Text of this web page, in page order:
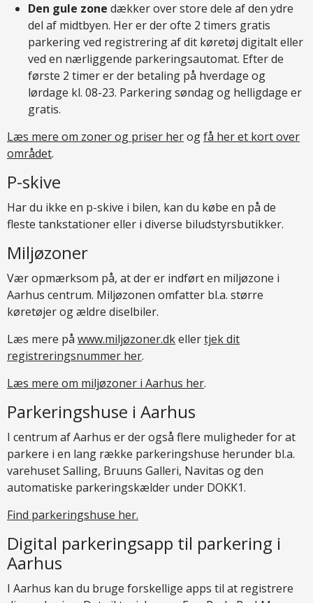
Den gule zone dækker over store dele af den ydre
del af midtbyen. Her er der ofte 2 timers gratis
parkering ved registrering af dit køretøj digitalt eller
ved en nærliggende parkeringsautomat. Efter de
første 2 timer er der betaling på hverdage og
lørdage kl. 08-23. Parkering søndag og helligdage er
gratis.
Læs mere om zoner og priser herogfå her et kort over
området.
P-skive
Har du ikke en p-skive i bilen, kan du købe en på de
fleste tankstationer eller i diverse biludstyrsbutikker.
Miljøzoner
Vær opmærksom på, at der er indført en miljøzone i
Aarhus centrum. Miljøzonen omfatter bl.a. større
køretøjer og ældre diselbiler.
Læs mere på www.miljøzoner.dkellertjek dit
registreringsnummer her.
Læs mere om miljøzoner i Aarhus her.
Parkeringshuse i Aarhus
I centrum af Aarhus er der også flere muligheder for at
parkere i en lang række parkeringshuse herunder bl.a.
varehuset Salling, Bruuns Galleri, Navitas og den
automatiske parkeringskælder under DOKK1.
Find parkeringshuse her.
Digital parkeringsapp til parkering i
Aarhus
I Aarhus kan du bruge forskellige apps til at registrere